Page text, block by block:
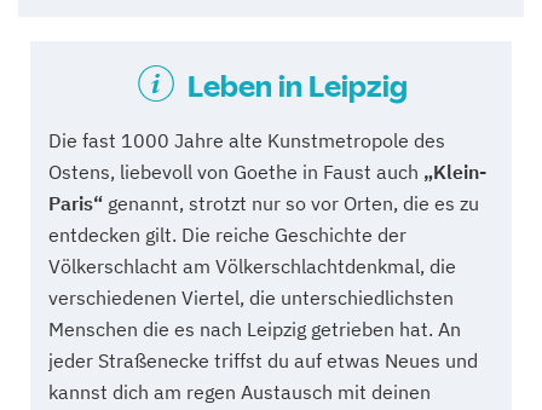
Leben in Leipzig
Die fast 1000 Jahre alte Kunstmetropole des
Ostens, liebevoll von Goethe in Faust auch „Klein-
Paris“ genannt, strotzt nur so vor Orten, die es zu
entdecken gilt. Die reiche Geschichte der
Völkerschlacht am Völkerschlachtdenkmal, die
verschiedenen Viertel, die unterschiedlichsten
Menschen die es nach Leipzig getrieben hat. An
jeder Straßenecke triffst du auf etwas Neues und
kannst dich am regen Austausch mit deinen